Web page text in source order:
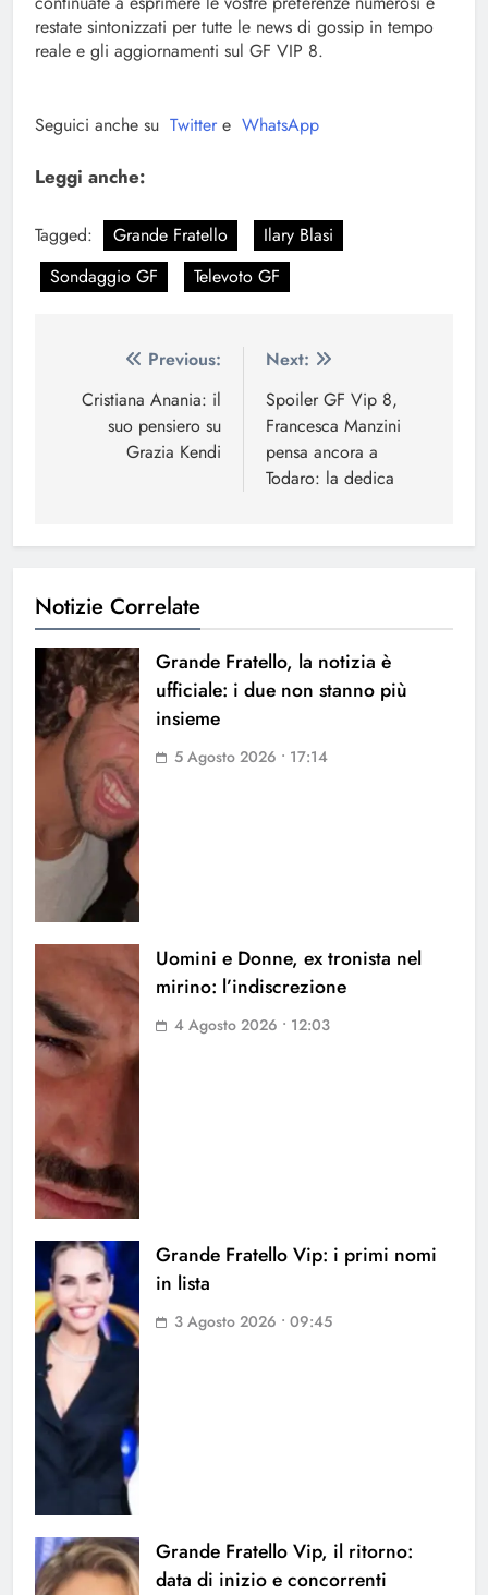
restate sintonizzati per tutte le news di gossip in tempo
reale e gli aggiornamenti sul GF VIP 8.
Seguici anche su Twitter e WhatsApp
Leggi anche:
Tagged: Grande Fratello
Ilary Blasi
Sondaggio GF
Televoto GF
Navigazione
articoli
Previous:
Cristiana Anania: il
suo pensiero su
Grazia Kendi
Next:
Spoiler GF Vip 8,
Francesca Manzini
pensa ancora a
Todaro: la dedica
Notizie Correlate
Grande Fratello, la notizia è
ufficiale: i due non stanno più
insieme
5 Agosto 2026 • 17:14
Uomini e Donne, ex tronista nel
mirino: l’indiscrezione
4 Agosto 2026 • 12:03
Grande Fratello Vip: i primi nomi
in lista
3 Agosto 2026 • 09:45
Grande Fratello Vip, il ritorno:
data di inizio e concorrenti